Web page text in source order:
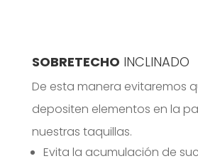
SOBRETECHO INCLINADO
De esta manera evitaremos
depositen elementos en la
nuestras taquillas.
Evita la acumulación de